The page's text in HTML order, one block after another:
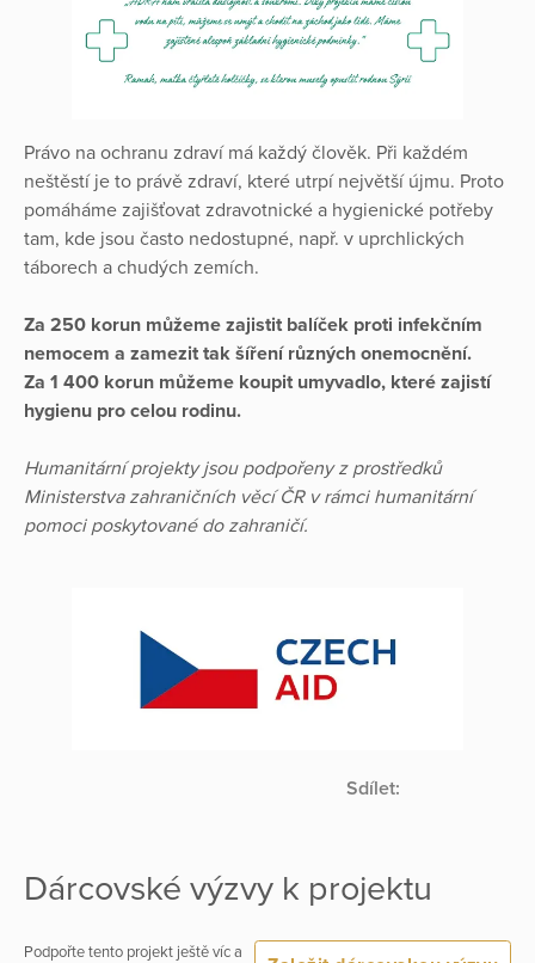
Právo na ochranu zdraví má každý člověk. Při každém
neštěstí je to právě zdraví, které utrpí největší újmu. Proto
pomáháme zajišťovat zdravotnické a hygienické potřeby
tam, kde jsou často nedostupné, např. v uprchlických
táborech a chudých zemích.
Za 250 korun můžeme zajistit balíček proti infekčním
nemocem a zamezit tak šíření různých onemocnění.
Za 1 400 korun můžeme koupit umyvadlo, které zajistí
hygienu pro celou rodinu.
Humanitární projekty jsou podpořeny z prostředků
Ministerstva zahraničních věcí ČR v rámci humanitární
pomoci poskytované do zahraničí.
Sdílet:
Dárcovské výzvy k projektu
Podpořte tento projekt ještě víc a